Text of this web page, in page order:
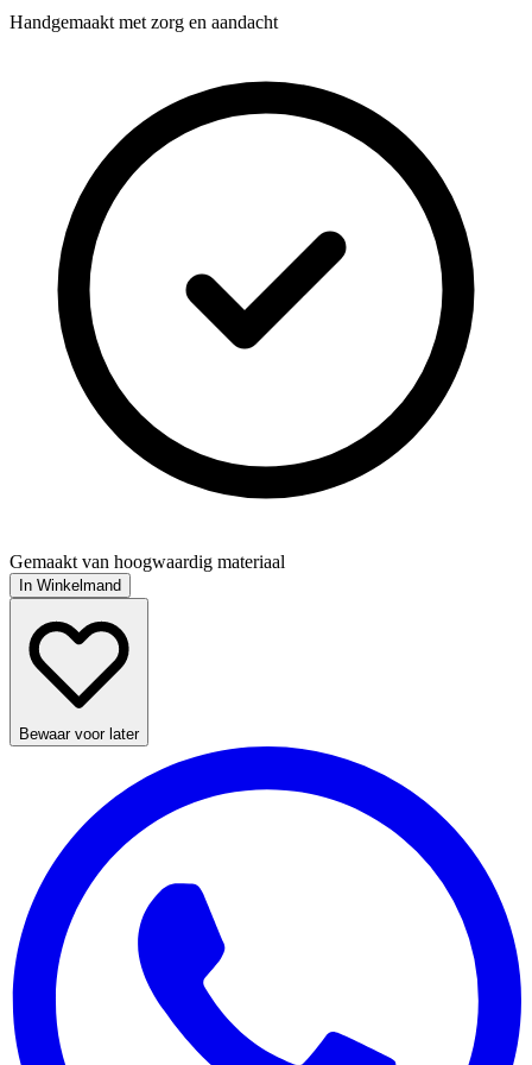
Handgemaakt met zorg en aandacht
Gemaakt van hoogwaardig materiaal
In Winkelmand
Bewaar voor later